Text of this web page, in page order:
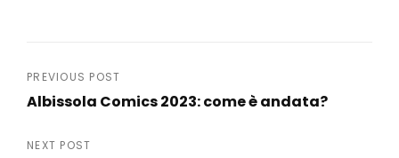
Navigazione
PREVIOUS POST
Albissola Comics 2023: come è andata?
Post
NEXT POST